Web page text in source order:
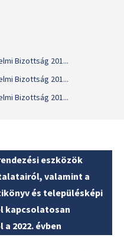
Bizottság 201...
Bizottság 201...
Bizottság 201...
eszközök
valamint a
és településképi
kapcsolatosan
2022. évben